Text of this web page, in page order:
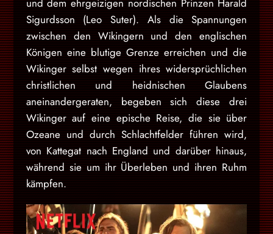
und dem ehrgeizigen nordischen Prinzen Harald
Sigurdsson (Leo Suter). Als die Spannungen
zwischen den Wikingern und den englischen
Königen eine blutige Grenze erreichen und die
Wikinger selbst wegen ihres widersprüchlichen
christlichen und heidnischen Glaubens
aneinandergeraten, begeben sich diese drei
Wikinger auf eine epische Reise, die sie über
Ozeane und durch Schlachtfelder führen wird,
von Kattegat nach England und darüber hinaus,
während sie um ihr Überleben und ihren Ruhm
kämpfen.